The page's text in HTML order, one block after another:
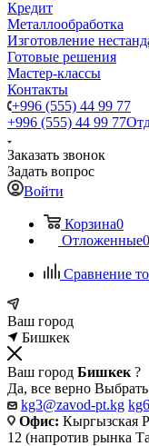
Кредит
Металлообработка
Изготовление
Готовые решения
Мастер-классы
Контакты
+996 (555) 44 99 77
+996 (555) 44 99 77
Заказать звонок
Задать вопрос
Войти
Корзина0
Отложенные0
Сравнение
Ваш город
Бишкек
Ваш город Бишкек ?
Да, все верно
kg3@zavod-pt.kg
Офис: Кыргызская
12 (напротив рынка